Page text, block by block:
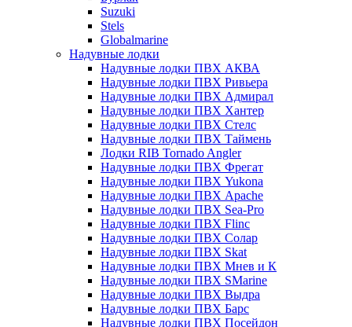
Suzuki
Stels
Globalmarine
Надувные лодки
Надувные лодки ПВХ АКВА
Надувные лодки ПВХ Ривьера
Надувные лодки ПВХ Адмирал
Надувные лодки ПВХ Хантер
Надувные лодки ПВХ Стелс
Надувные лодки ПВХ Таймень
Лодки RIB Tornado Angler
Надувные лодки ПВХ Фрегат
Надувные лодки ПВХ Yukona
Надувные лодки ПВХ Apache
Надувные лодки ПВХ Sea-Pro
Надувные лодки ПВХ Flinc
Надувные лодки ПВХ Солар
Надувные лодки ПВХ Skat
Надувные лодки ПВХ Мнев и К
Надувные лодки ПВХ SMarine
Надувные лодки ПВХ Выдра
Надувные лодки ПВХ Барс
Надувные лодки ПВХ Посейдон